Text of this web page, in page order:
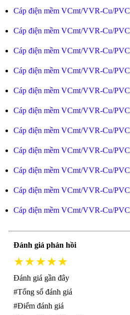
Cáp điện mềm VCmt/VVR-Cu/
Cáp điện mềm VCmt/VVR-Cu/
Cáp điện mềm VCmt/VVR-Cu/
Cáp điện mềm VCmt/VVR-Cu/
Cáp điện mềm VCmt/VVR-Cu/
Cáp điện mềm VCmt/VVR-Cu/
Cáp điện mềm VCmt/VVR-Cu/
Cáp điện mềm VCmt/VVR-Cu/
Cáp điện mềm VCmt/VVR-Cu/
Cáp điện mềm VCmt/VVR-Cu/
Cáp điện mềm VCmt/VVR-Cu/
Đánh giá phản hồi
★★★★★
Đánh giá gần đây
#Tổng số đánh giá
#Điểm đánh giá